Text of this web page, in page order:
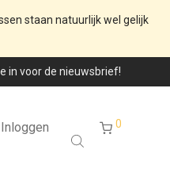
staan natuurlijk wel gelijk
in voor de nieuwsbrief!
Inloggen 0